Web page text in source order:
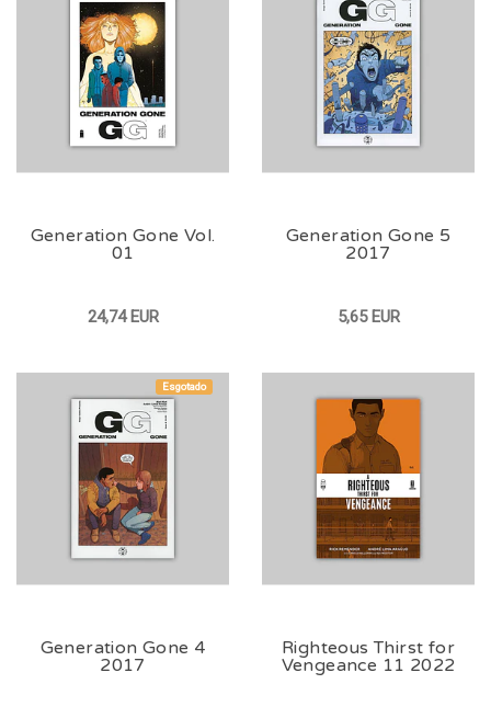
Generation Gone Vol.
01
24,74 EUR
Generation Gone 5
2017
5,65 EUR
Esgotado
Generation Gone 4
2017
Righteous Thirst for
Vengeance 11 2022